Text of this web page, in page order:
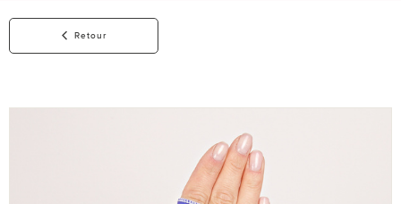
Retour